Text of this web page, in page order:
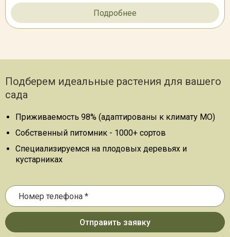
Подробнее
Подберем идеальные растения для вашего
сада
Приживаемость 98% (адаптированы к климату МО)
Собственный питомник - 1000+ сортов
Специализируемся на плодовых деревьях и
кустарниках